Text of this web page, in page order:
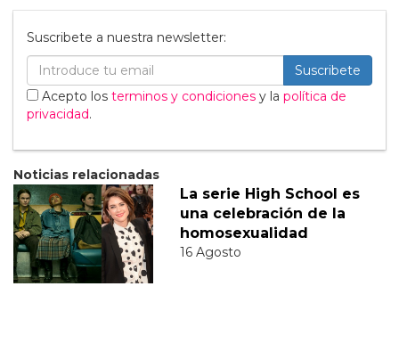
Suscribete a nuestra newsletter:
Suscribete
Acepto los terminos y condiciones y la política de
privacidad.
Noticias relacionadas
La serie High School es
una celebración de la
homosexualidad
16 Agosto